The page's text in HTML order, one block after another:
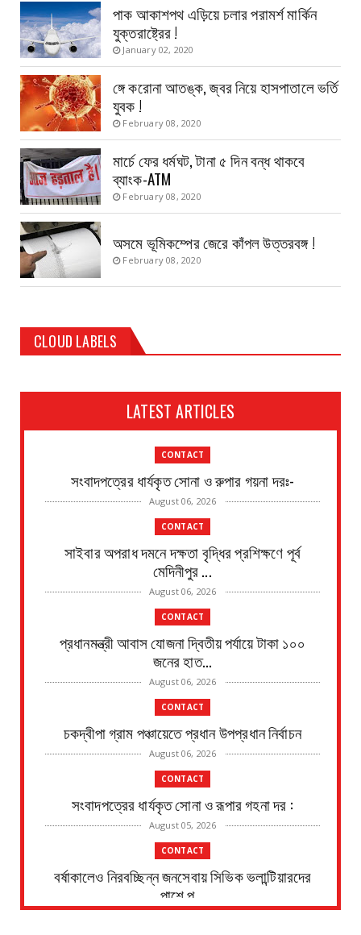
পাক আকাশপথ এড়িয়ে চলার পরামর্শ মার্কিন
যুক্তরাষ্ট্রের !
January 02, 2020
ঙ্গে করোনা আতঙ্ক, জ্বর নিয়ে হাসপাতালে ভর্তি
যুবক !
February 08, 2020
মার্চে ফের ধর্মঘট, টানা ৫ দিন বন্ধ থাকবে
ব্যাংক-ATM
February 08, 2020
অসমে ভূমিকম্পের জেরে কাঁপল উত্তরবঙ্গ !
February 08, 2020
CLOUD LABELS
LATEST ARTICLES
CONTACT
সংবাদপত্রের ধার্যকৃত সোনা ও রুপার গয়না দরঃ-
August 06, 2026
CONTACT
সাইবার অপরাধ দমনে দক্ষতা বৃদ্ধির প্রশিক্ষণে পূর্ব
মেদিনীপুর ...
August 06, 2026
CONTACT
প্রধানমন্ত্রী আবাস যোজনা দ্বিতীয় পর্যায়ে টাকা ১০০
জনের হাত...
August 06, 2026
CONTACT
চকদ্বীপা গ্রাম পঞ্চায়েতে প্রধান উপপ্রধান নির্বাচন
August 06, 2026
CONTACT
সংবাদপত্রের ধার্যকৃত সোনা ও রূপার গহনা দর :
August 05, 2026
CONTACT
বর্ষাকালেও নিরবচ্ছিন্ন জনসেবায় সিভিক ভলান্টিয়ারদের
পাশে পূ...